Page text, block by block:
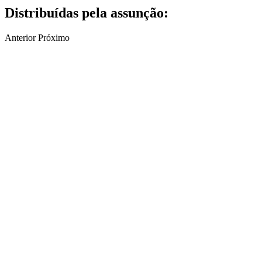
Distribuídas pela assunção:
Anterior Próximo